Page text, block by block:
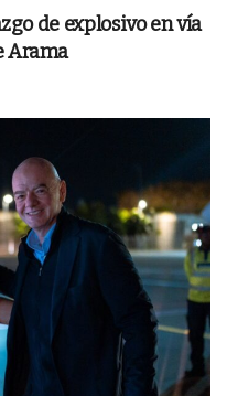
de explosivo en vía
Arama